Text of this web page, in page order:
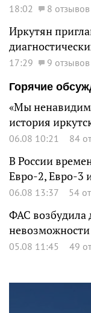
18:02 8 отзывов
Иркутян
17:29
9 отзывов
Горячие
«Мы ненавидим
история
06.08 10:21 84
В России
Евро-2, Евро-3
06.08 13:37 54
ФАС возбудила
невозможности
05.08 11:45 49